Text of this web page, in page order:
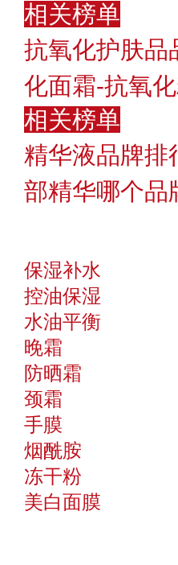
相关榜单
抗氧化护肤品
化面霜-抗氧
相关榜单
精华液品牌排
部精华哪个品
保湿补水
控油保湿
水油平衡
晚霜
防晒霜
颈霜
手膜
烟酰胺
冻干粉
美白面膜